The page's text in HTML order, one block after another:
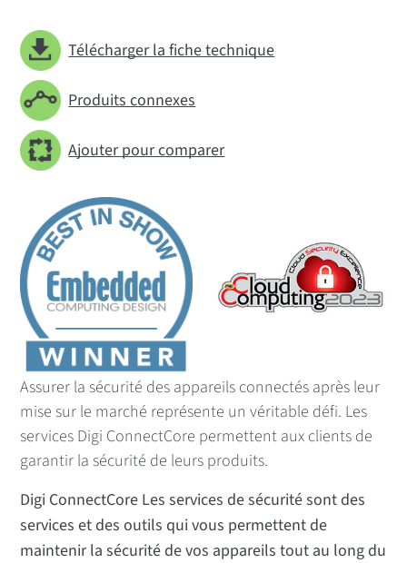
Assurer la sécurité des appareils connectés après leur
mise sur le marché représente un véritable défi. Les
services Digi ConnectCore permettent aux clients de
garantir la sécurité de leurs produits.
Digi ConnectCore Les services de sécurité sont des
services et des outils qui vous permettent de
maintenir la sécurité de vos appareils tout au long du
Télécharger la fiche technique
Produits connexes
Ajouter pour comparer